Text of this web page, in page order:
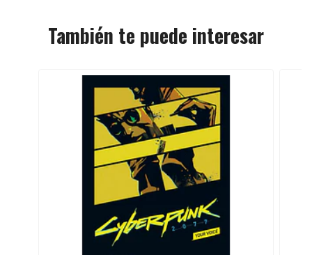
También te puede interesar